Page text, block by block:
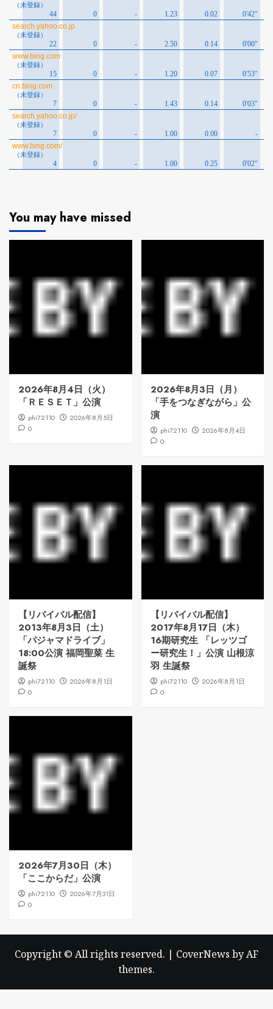
You may have missed
2026年8月4日（火）
「ＲＥＳＥＴ」公演
phi72110
2026年8月5日
0
2026年8月3日（月）
「手をつなぎながら」公
演
phi72110
2026年8月4日
0
【リバイバル配信】
2013年8月3日（土）
「パジャマドライブ」
18:00公演 福岡聖菜 生
誕祭
phi72110
2026年8月1日
0
【リバイバル配信】
2017年8月17日（木）
16期研究生 「レッツゴ
ー研究生！」公演 山根涼
羽 生誕祭
phi72110
2026年8月1日
0
2026年7月30日（木）
「ここからだ」公演
phi72110
2026年7月31日
0
Copyright © All rights reserved. | CoverNews by AF
themes.